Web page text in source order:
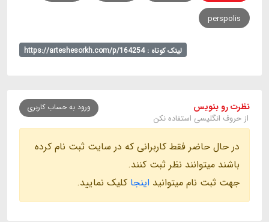
perspolis
لینک کوتاه : https://arteshesorkh.com/p/164254
نظرت رو بنویس
از حروف انگلیسی استفاده نکن
ورود به حساب کاربری
در حال حاضر فقط کاربرانی که در سایت ثبت نام کرده
باشند میتوانند نظر ثبت کنند.
جهت ثبت نام میتوانید اینجا کلیک نمایید.